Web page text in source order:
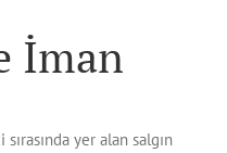
İman
yer alan salgın